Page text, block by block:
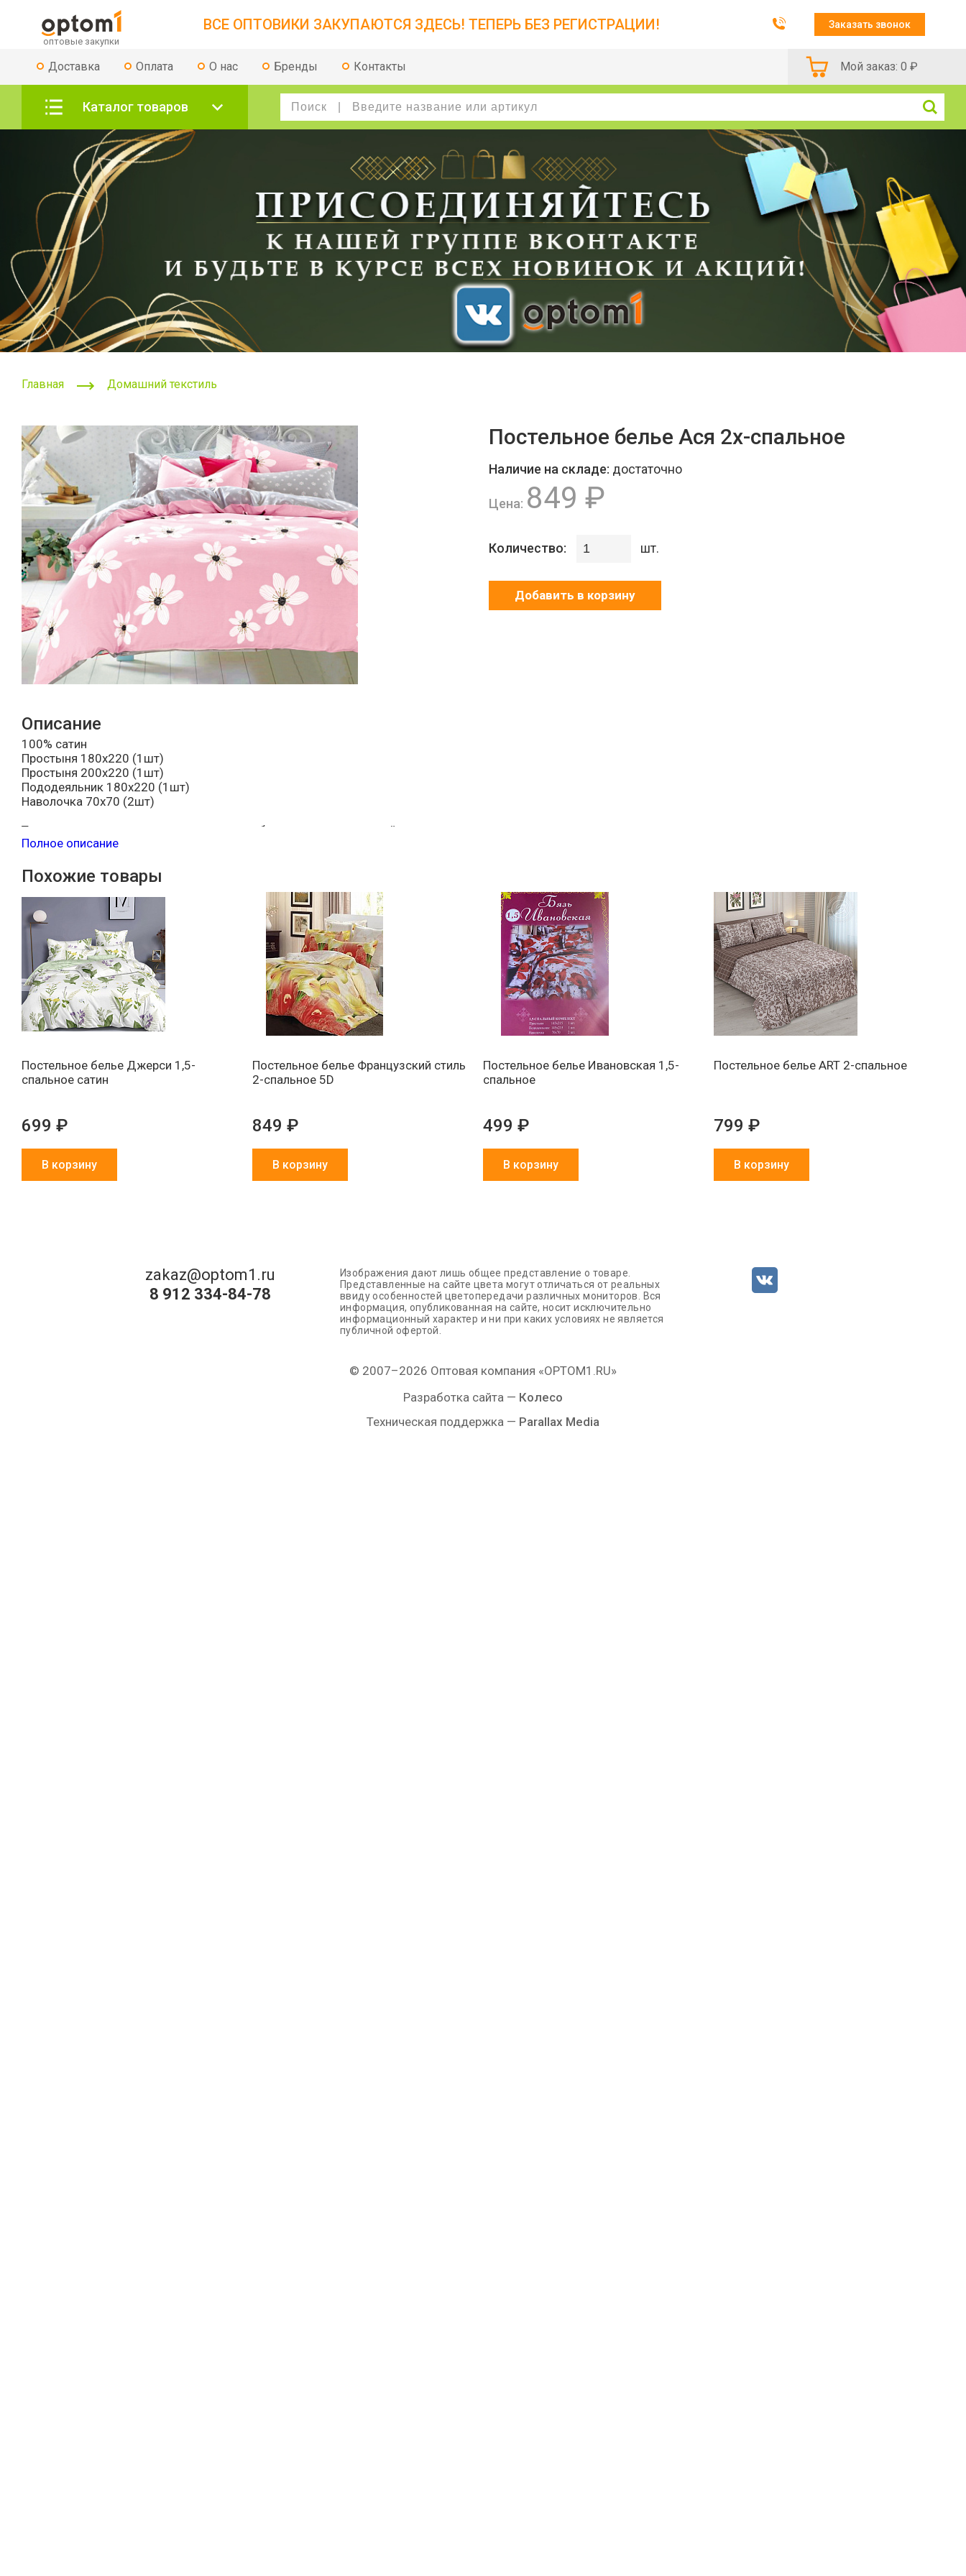
ВСЕ ОПТОВИКИ ЗАКУПАЮТСЯ ЗДЕСЬ! ТЕПЕРЬ БЕЗ РЕГИСТРАЦИИ! Заказать звонок
Доставка Оплата О нас Бренды Контакты Мой заказ: 0 ₽
Каталог товаров
Главная Домашний текстиль
Постельное белье Ася 2х-спальное
Наличие на складе: достаточно
Цена: 849 ₽
Количество: шт.
Добавить в корзину
Описание
100% сатин
Простыня 180х220 (1шт)
Простыня 200х220 (1шт)
Пододеяльник 180х220 (1шт)
Наволочка 70х70 (2шт)
Товары представлены в ассортименте, выбор цветов или моделей не предоставляется.
Полное описание
Похожие товары
Постельное белье Джерси 1,5-
спальное сатин
699 ₽
В корзину
Постельное белье Французский стиль
2-спальное 5D
849 ₽
В корзину
Постельное белье Ивановская 1,5-
спальное
499 ₽
В корзину
Постельное белье ART 2-спальное
799 ₽
В корзину
zakaz@optom1.ru
8 912 334-84-78
Изображения дают лишь общее представление о товаре.
Представленные на сайте цвета могут отличаться от реальных
ввиду особенностей цветопередачи различных мониторов. Вся
информация, опубликованная на сайте, носит исключительно
информационный характер и ни при каких условиях не является
публичной офертой.
© 2007–2026 Оптовая компания «OPTOM1.RU»
Разработка сайта — Колесо
Техническая поддержка — Parallax Media